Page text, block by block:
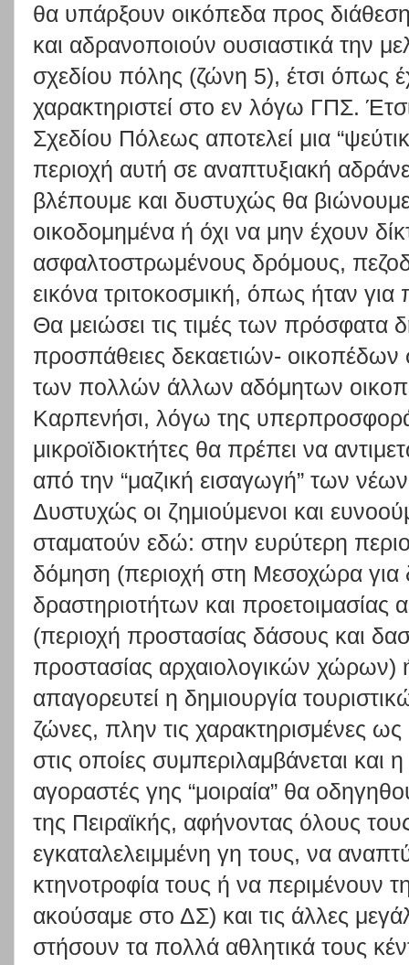
θα υπάρξουν οικόπεδα προς διάθεση
και αδρανοποιούν ουσιαστικά την
σχεδίου πόλης (ζώνη 5), έτσι όπως
χαρακτηριστεί στο εν λόγω ΓΠΣ.
Σχεδίου Πόλεως αποτελεί μια
περιοχή αυτή σε αναπτυξιακή
βλέπουμε και δυστυχώς θα
οικοδομημένα ή όχι να μην έχουν
ασφαλτοστρωμένους δρόμους,
εικόνα τριτοκοσμική, όπως ήταν
Θα μειώσει τις τιμές των πρόσφατα
προσπάθειες δεκαετιών-
των πολλών άλλων αδόμητων
Καρπενήσι, λόγω της
μικροϊδιοκτήτες θα πρέπει να
από την “μαζική εισαγωγή” των
Δυστυχώς οι ζημιούμενοι και
σταματούν εδώ: στην ευρύτερη
δόμηση (περιοχή στη Μεσοχώρα για
δραστηριοτήτων και προετοιμασίας
(περιοχή προστασίας δάσους και
προστασίας αρχαιολογικών χώρων) ή
απαγορευτεί η δημιουργία
ζώνες, πλην τις χαρακτηρισμένες
στις οποίες συμπεριλαμβάνεται και
αγοραστές γης “μοιραία” θα
της Πειραϊκής, αφήνοντας όλους
εγκαταλελειμμένη γη τους, να
κτηνοτροφία τους ή να περιμένουν
ακούσαμε στο ΔΣ) και τις άλλες
στήσουν τα πολλά αθλητικά τους